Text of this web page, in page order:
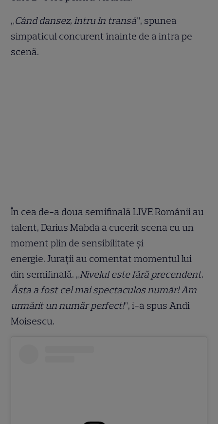
„Când dansez, intru în transă”, spunea
simpaticul concurent înainte de a intra pe
scenă.
În cea de-a doua semifinală LIVE Românii au
talent, Darius Mabda a cucerit scena cu un
moment plin de sensibilitate și
energie. Jurații au comentat momentul lui
din semifinală. „Nivelul este fără precendent.
Ăsta a fost cel mai spectaculos număr! Am
urmărit un număr perfect!”, i-a spus Andi
Moisescu.